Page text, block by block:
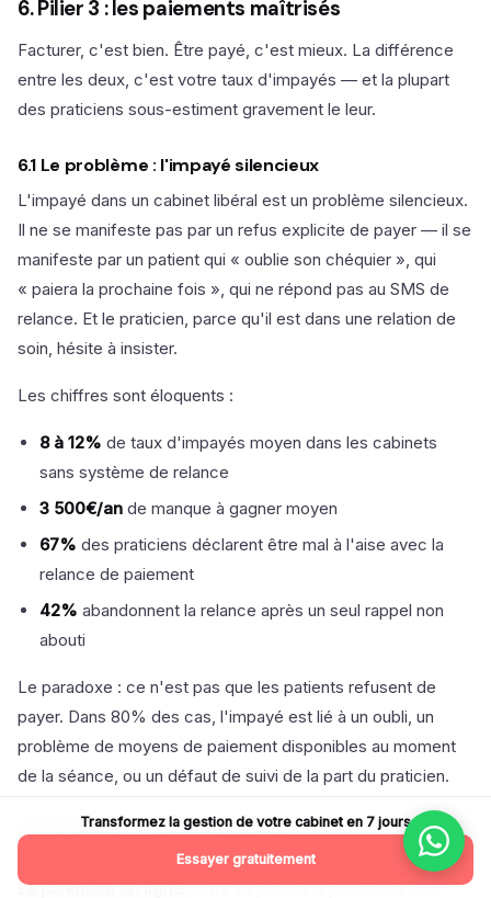
6. Pilier 3 : les paiements maîtrisés
Facturer, c'est bien. Être payé, c'est mieux. La différence
entre les deux, c'est votre taux d'impayés — et la plupart
des praticiens sous-estiment gravement le leur.
6.1 Le problème : l'impayé silencieux
L'impayé dans un cabinet libéral est un problème silencieux.
Il ne se manifeste pas par un refus explicite de payer — il se
manifeste par un patient qui « oublie son chéquier », qui
« paiera la prochaine fois », qui ne répond pas au SMS de
relance. Et le praticien, parce qu'il est dans une relation de
soin, hésite à insister.
Les chiffres sont éloquents :
8 à 12% de taux d'impayés moyen dans les cabinets
sans système de relance
3 500€/an de manque à gagner moyen
67% des praticiens déclarent être mal à l'aise avec la
relance de paiement
42% abandonnent la relance après un seul rappel non
abouti
Le paradoxe : ce n'est pas que les patients refusent de
payer. Dans 80% des cas, l'impayé est lié à un oubli, un
problème de moyens de paiement disponibles au moment
de la séance, ou un défaut de suivi de la part du praticien.
6.2 La solution : paiement en ligne + relances
automatiques + tableau de bord
Le paiement en ligne.Offrir au patient la possibilité de
Transformez la gestion de votre cabinet en 7 jours
Essayer gratuitement